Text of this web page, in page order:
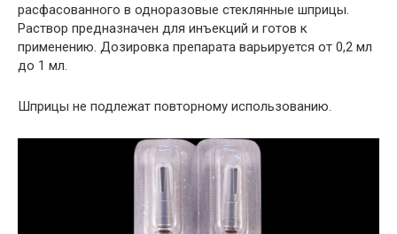
расфасованного в одноразовые стеклянные шприцы.
Раствор предназначен для инъекций и готов к
применению. Дозировка препарата варьируется от 0,2 мл
до 1 мл.
Шприцы не подлежат повторному использованию.